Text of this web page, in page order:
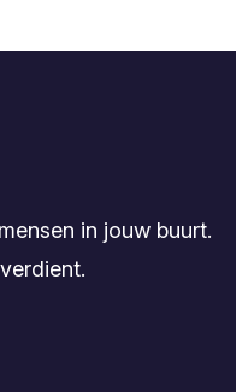
in jouw buurt.